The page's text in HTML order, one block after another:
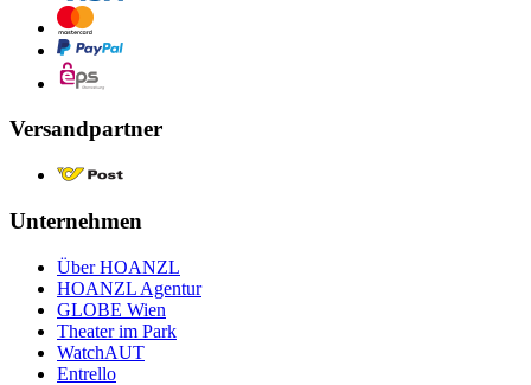
Versandpartner
Unternehmen
Über HOANZL
HOANZL Agentur
GLOBE Wien
Theater im Park
WatchAUT
Entrello